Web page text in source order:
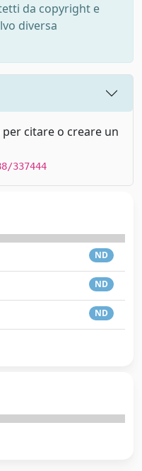
da copyright e
diversa
citare o creare un
337444
ND
ND
ND